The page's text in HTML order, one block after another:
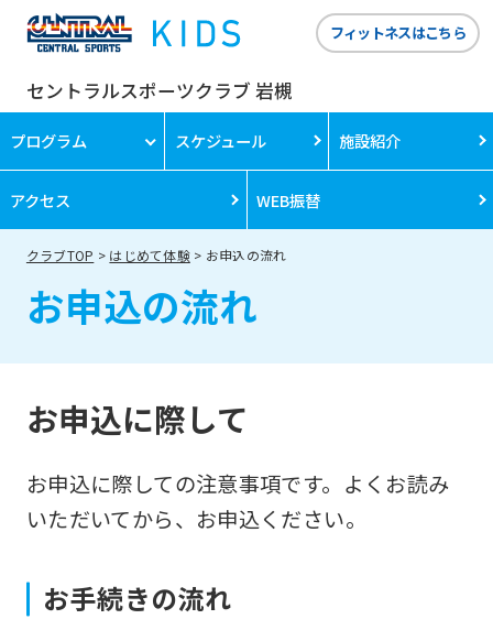
セントラルスポーツクラブ 岩槻
フィットネスはこちら
プログラム スケジュール 施設紹介
アクセス WEB振替
クラブTOP はじめて体験 お申込の流れ
お申込の流れ
お申込に際して
お申込に際しての注意事項です。よくお読み
いただいてから、お申込ください。
お手続きの流れ